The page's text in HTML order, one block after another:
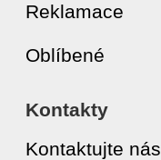
Reklamace
Oblíbené
Kontakty
Kontaktujte nás